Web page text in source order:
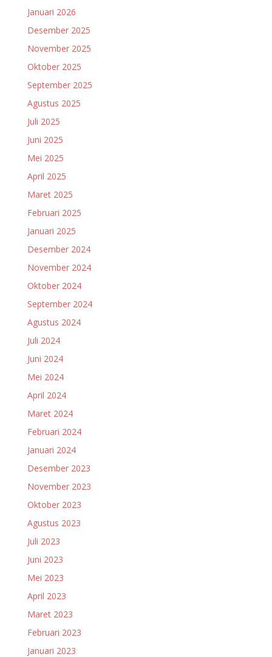
Januari 2026
Desember 2025
November 2025
Oktober 2025
September 2025
Agustus 2025
Juli 2025
Juni 2025
Mei 2025
April 2025
Maret 2025
Februari 2025
Januari 2025
Desember 2024
November 2024
Oktober 2024
September 2024
Agustus 2024
Juli 2024
Juni 2024
Mei 2024
April 2024
Maret 2024
Februari 2024
Januari 2024
Desember 2023
November 2023
Oktober 2023
Agustus 2023
Juli 2023
Juni 2023
Mei 2023
April 2023
Maret 2023
Februari 2023
Januari 2023